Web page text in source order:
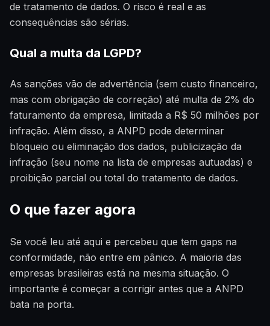
de tratamento de dados. O risco é real e as
consequências são sérias.
Qual a multa da LGPD?
As sanções vão de advertência (sem custo financeiro,
mas com obrigação de correção) até multa de 2% do
faturamento da empresa, limitada a R$ 50 milhões por
infração. Além disso, a ANPD pode determinar
bloqueio ou eliminação dos dados, publicização da
infração (seu nome na lista de empresas autuadas) e
proibição parcial ou total do tratamento de dados.
O que fazer agora
Se você leu até aqui e percebeu que tem gaps na
conformidade, não entre em pânico. A maioria das
empresas brasileiras está na mesma situação. O
importante é começar a corrigir antes que a ANPD
bata na porta.